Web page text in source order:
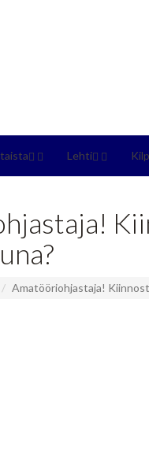
Lehti
Amatööriohjastaja!